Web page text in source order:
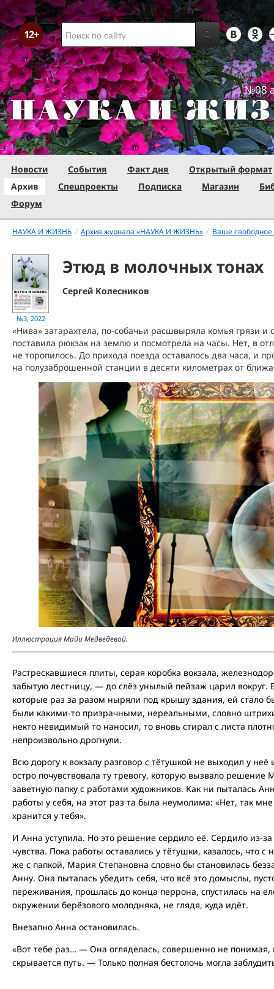
№08
Новости События Факт дня
Открытый формат
Архив
Спецпроекты Подписка Магазин
Форум
НАУКА И ЖИЗНЬ / Архив журнала «НАУКА И ЖИЗНЬ» / Ваше
№3, 2022
Этюд в молочных тонах
Сергей Колесников
«Нива» затарахтела, по-собачьи расшвыряла комья грязи
поставила рюкзак на землю и посмотрела на часы. Нет, в
не торопилось. До прихода поезда оставалось два часа, и
на полузаброшенной станции в десяти километрах от
Иллюстрация Майи Медведевой.
Растрескавшиеся плиты, серая коробка вокзала,
забытую лестницу, — до слёз унылый пейзаж царил вокруг.
которые раз за разом ныряли под крышу здания, ей стало
были какими-то призрачными, нереальными, словно
некто невидимый то наносил, то вновь стирал с листа
непроизвольно дрогнули.
Всю дорогу к вокзалу разговор с тётушкой не выходил у
остро почувствовала ту тревогу, которую вызвало
заветную папку с работами художников. Как ни пыталась
работы у себя, на этот раз та была неумолима: «Нет, так
хранится у тебя».
И Анна уступила. Но это решение сердило её. Сердило из-за
чувства. Пока работы оставались у тётушки, казалось, что с
же с папкой, Мария Степановна словно бы становилась
Анну. Она пыталась убедить себя, что всё это домыслы,
переживания, прошлась до конца перрона, спустилась на
окружении берёзового молодняка, не глядя, куда идёт.
Внезапно Анна остановилась.
«Вот тебе раз… — Она огляделась, совершенно не понимая,
скрывается путь. — Только полная бестолочь могла